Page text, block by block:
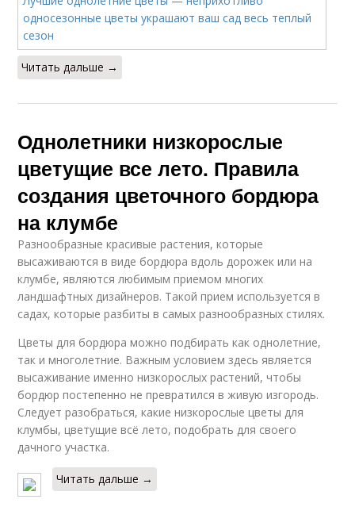
Читать дальше →
Однолетники низкорослые
цветущие все лето. Правила
создания цветочного бордюра
на клумбе
Разнообразные красивые растения, которые
высаживаются в виде бордюра вдоль дорожек или на
клумбе, являются любимым приемом многих
ландшафтных дизайнеров. Такой прием используется в
садах, которые разбиты в самых разнообразных стилях.
Цветы для бордюра можно подбирать как однолетние,
так и многолетние. Важным условием здесь является
высаживание именно низкорослых растений, чтобы
бордюр постепенно не превратился в живую изгородь.
Следует разобраться, какие низкорослые цветы для
клумбы, цветущие всё лето, подобрать для своего
дачного участка.
Читать дальше →